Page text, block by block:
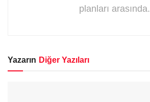
planları arasında.
Yazarın Diğer Yazıları